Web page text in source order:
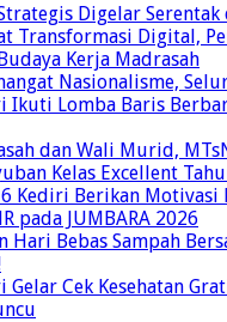
Digelar Serentak
Transformasi Digital,
Kerja Madrasah
Nasionalisme,
Ikuti Lomba Baris
dan Wali Murid,
Kelas Excellent
6 Kediri Berikan Motivasi
pada JUMBARA 2026
Hari Bebas Sampah
Gelar Cek Kesehatan